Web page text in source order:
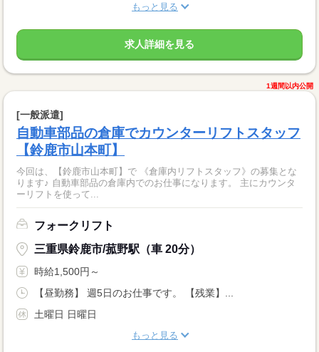
もっと見る
求人詳細を見る
1週間以内公開
[一般派遣]
自動車部品の倉庫でカウンターリフトスタッフ
【鈴鹿市山本町】
今回は、【鈴鹿市山本町】で 《倉庫内リフトスタッフ》の募集とな
ります♪ 自動車部品の倉庫内でのお仕事になります。 主にカウンタ
ーリフトを使って...
フォークリフト
三重県鈴鹿市/菰野駅（車 20分）
時給1,500円～
【昼勤務】 週5日のお仕事です。 【残業】...
土曜日 日曜日
もっと見る